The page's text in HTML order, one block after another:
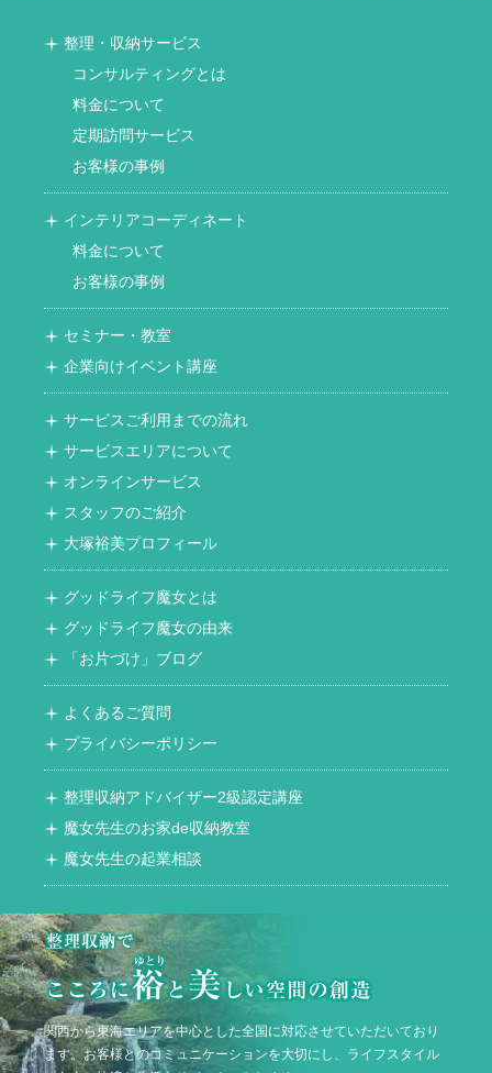
整理・収納サービス
コンサルティングとは
料金について
定期訪問サービス
お客様の事例
インテリアコーディネート
料金について
お客様の事例
セミナー・教室
企業向けイベント講座
サービスご利用までの流れ
サービスエリアについて
オンラインサービス
スタッフのご紹介
大塚裕美プロフィール
グッドライフ魔女とは
グッドライフ魔女の由来
「お片づけ」ブログ
よくあるご質問
プライバシーポリシー
整理収納アドバイザー2級認定講座
魔女先生のお家de収納教室
魔女先生の起業相談
関西から東海エリアを中心とした全国に対応させていただいており
ます。お客様とのコミュニケーションを大切にし、ライフスタイル